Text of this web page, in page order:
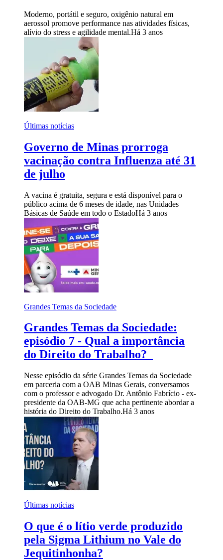
Moderno, portátil e seguro, oxigênio natural em
aerossol promove performance nas atividades físicas,
alívio do stress e agilidade mental.Há 3 anos
Últimas notícias
Governo de Minas prorroga
vacinação contra Influenza até 31
de julho
A vacina é gratuita, segura e está disponível para o
público acima de 6 meses de idade, nas Unidades
Básicas de Saúde em todo o EstadoHá 3 anos
Grandes Temas da Sociedade
Grandes Temas da Sociedade:
episódio 7 - Qual a importância
do Direito do Trabalho?
Nesse episódio da série Grandes Temas da Sociedade
em parceria com a OAB Minas Gerais, conversamos
com o professor e advogado Dr. Antônio Fabrício - ex-
presidente da OAB-MG que acha pertinente abordar a
história do Direito do Trabalho.Há 3 anos
Últimas notícias
O que é o lítio verde produzido
pela Sigma Lithium no Vale do
Jequitinhonha?